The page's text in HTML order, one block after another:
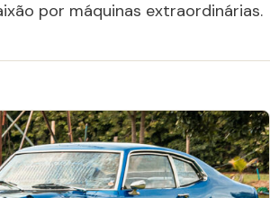
por máquinas extraordinárias.